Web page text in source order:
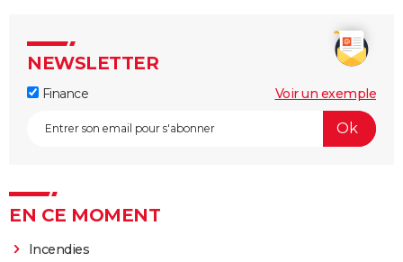
NEWSLETTER
Finance Voir un exemple
EN CE MOMENT
Incendies